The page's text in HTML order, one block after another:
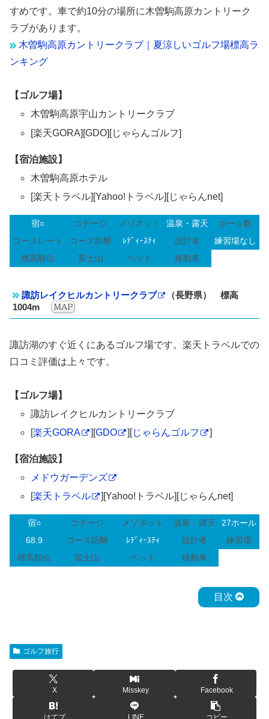
すめです。車で約10分の場所に木曽駒高原カントリーク
ラブがあります。
木曽駒高原カントリークラブ｜夏涼しいゴルフ場標高ラ
ンキング
【ゴルフ場】
木曽駒高原宇山カントリークラブ
[楽天GORA][GDO][じゃらんゴルフ]
【宿泊施設】
木曽駒高原ホテル
[楽天トラベル][Yahoo!トラベル][じゃらんnet]
宿○ コテージ メゾネット 温泉・露天
ホール数
コースレート
コース距離 ﾚﾃﾞｨｰｽﾃｨ 設計者
練習場なし
標高順位
富士山 ペット 移動車
諏訪レイクヒルカントリークラブ
（長野県） 標高
1004m
諏訪湖のすぐ近くにあるゴルフ場です。楽天トラベルでの
口コミ評価は上々です。
【ゴルフ場】
諏訪レイクヒルカントリークラブ
[楽天GORA ][GDO ][じゃらんゴルフ ]
【宿泊施設】
メドウガーデンズ
[楽天トラベル ][Yahoo!トラベル][じゃらんnet]
宿○ コテージ メゾネット 温泉・露天
27ホール
68.9
コース距離 ﾚﾃﾞｨｰｽﾃｨ 設計者
練習場
標高順位
富士山 ペット 移動車
目次
ゴルフ旅行
X Misskey Facebook
はてブ LINE コピー